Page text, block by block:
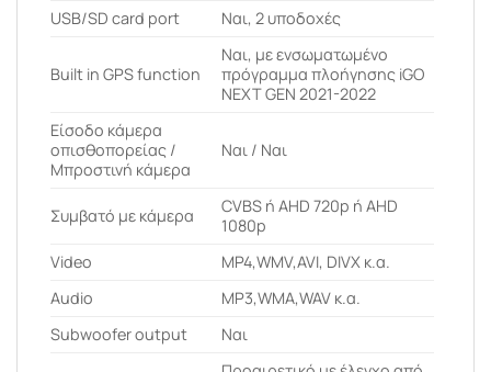
USB/SD card port Ναι, 2 υποδοχές
Built in GPS function
Ναι, με ενσωματωμένο
πρόγραμμα πλοήγησης iGO
NEXT GEN 2021-2022
Είσοδο κάμερα
οπισθοπορείας /
Μπροστινή κάμερα
Ναι / Ναι
Συμβατό με κάμερα
CVBS ή AHD 720p ή AHD
1080p
Video
MP4,WMV,AVI, DIVX κ.α.
Audio
MP3,WMA,WAV κ.α.
Subwoofer output
Ναι